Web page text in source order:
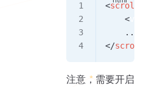
<scroll-
    <
    ...
</scroll-
注意，需要开启